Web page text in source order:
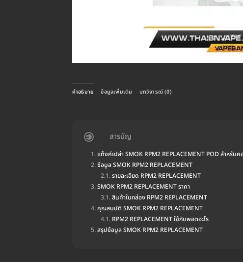
คำอธิบาย ข้อมูลเพิ่มเติม บทวิจารณ์ (0)
สารบัญ
แท็งค์เปล่า SMOK RPM2 REPLACEMENT POD สำหรับ
ข้อมูล SMOK RPM2 REPLACEMENT
รายละเอียด RPM2 REPLACEMENT
SMOK RPM2 REPLACEMENT ราคา
สินค้าในกล่อง RPM2 REPLACEMENT
คุณสมบัติ SMOK RPM2 REPLACEMENT
RPM2 REPLACEMENT ใช้กับพอตอะไร
สรุปข้อมูล SMOK RPM2 REPLACEMENT